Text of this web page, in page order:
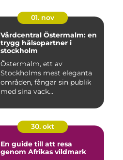
01. nov
Vårdcentral Östermalm: en
trygg hälsopartner i
stockholm
Östermalm, ett av
Stockholms mest eleganta
områden, fångar sin publik
med sina vack...
30. okt
En guide till att resa
genom Afrikas vildmark